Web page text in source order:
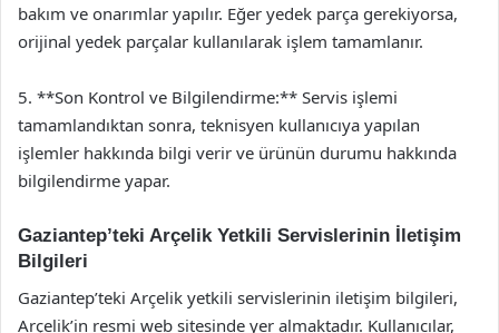
bakım ve onarımlar yapılır. Eğer yedek parça gerekiyorsa,
orijinal yedek parçalar kullanılarak işlem tamamlanır.
5. **Son Kontrol ve Bilgilendirme:** Servis işlemi
tamamlandıktan sonra, teknisyen kullanıcıya yapılan
işlemler hakkında bilgi verir ve ürünün durumu hakkında
bilgilendirme yapar.
Gaziantep’teki Arçelik Yetkili Servislerinin İletişim
Bilgileri
Gaziantep’teki Arçelik yetkili servislerinin iletişim bilgileri,
Arçelik’in resmi web sitesinde yer almaktadır. Kullanıcılar,